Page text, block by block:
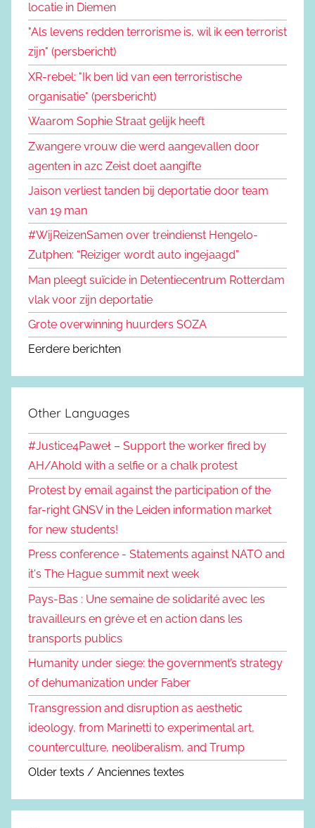
locatie in Diemen
"Als levens redden terrorisme is, wil ik een terrorist
zijn" (persbericht)
XR-rebel: "Ik ben lid van een terroristische
organisatie" (persbericht)
Waarom Sophie Straat gelijk heeft
Zwangere vrouw die werd aangevallen door
agenten in azc Zeist doet aangifte
Jaison verliest tanden bij deportatie door team
van 19 man
#WijReizenSamen over treindienst Hengelo-
Zutphen: “Reiziger wordt auto ingejaagd”
Man pleegt suïcide in Detentiecentrum Rotterdam
vlak voor zijn deportatie
Grote overwinning huurders SOZA
Eerdere berichten
Other Languages
#Justice4Paweł – Support the worker fired by
AH/Ahold with a selfie or a chalk protest
Protest by email against the participation of the
far-right GNSV in the Leiden information market
for new students!
Press conference - Statements against NATO and
it's The Hague summit next week
Pays-Bas : Une semaine de solidarité avec les
travailleurs en grève et en action dans les
transports publics
Humanity under siege: the government’s strategy
of dehumanization under Faber
Transgression and disruption as aesthetic
ideology, from Marinetti to experimental art,
counterculture, neoliberalism, and Trump
Older texts / Anciennes textes